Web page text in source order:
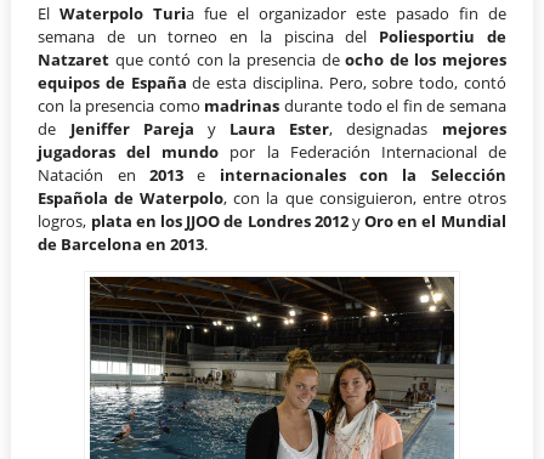
ElWaterpolo Turia fue el organizador este pasado fin de
semana de un torneo en la piscina del Poliesportiu de
Natzaret que contó con la presencia deocho de los mejores
equipos de España de esta disciplina. Pero, sobre todo, contó
con la presencia como madrinas durante todo el fin de semana
de Jeniffer Pareja y Laura Ester, designadas mejores
jugadoras del mundo por la Federación Internacional de
Natación en 2013 e internacionales con la Selección
Española de Waterpolo, con la que consiguieron, entre otros
logros, plata en los JJOO de Londres 2012yOro en el Mundial
de Barcelona en 2013.